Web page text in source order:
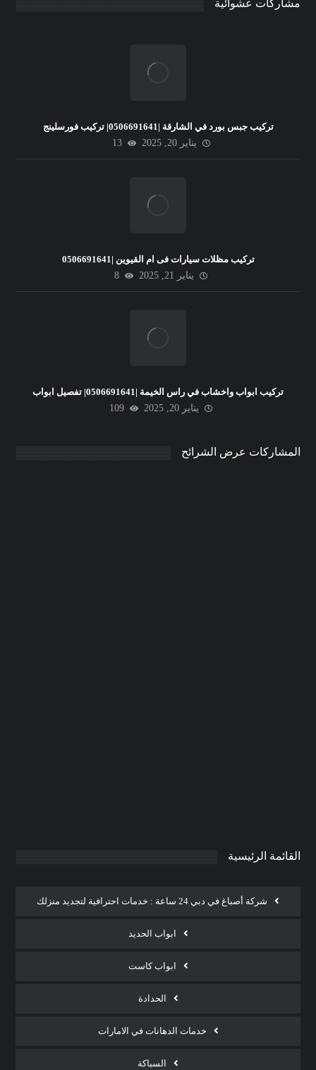
مشاركات عشوائية
تركيب جبس بورد في الشارقة |0506691641| تركيب فورسلينج
يناير 20, 2025
13
تركيب مظلات سيارات فى ام القيوين |0506691641
يناير 21, 2025
8
تركيب ابواب واخشاب في راس الخيمة |0506691641| تفصيل ابواب
يناير 20, 2025
109
المشاركات عرض الشرائح
القائمة الرئيسية
شركة أصباغ في دبي 24 ساعة : خدمات احترافية لتجديد منزلك
ابواب الحديد
ابواب كاست
الحدادة
خدمات الدهانات في الامارات
السباكة